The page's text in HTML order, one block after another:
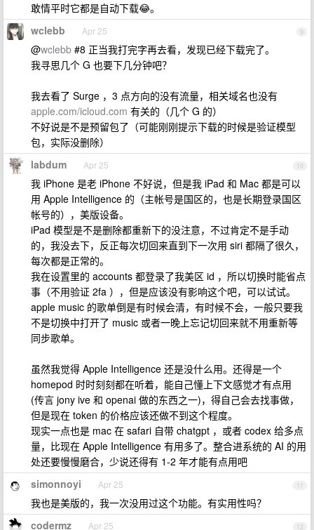
敢情平时它都是自动下载😂。
9
wclebb Apr 25
@wclebb #8 正当我打完字再去看，发现已经下载完了。
我寻思几个 G 也要下几分钟吧？
我去看了 Surge ，3 点方向的没有流量，相关域名也没有
apple.com/icloud.com 有关的（几个 G 的）
不好说是不是预留包了（可能刚刚提示下载的时候是验证模型
包，实际没删除）
10
labdum Apr 25
我 iPhone 是老 iPhone 不好说，但是我 iPad 和 Mac 都是可以
用 Apple Intelligence 的（主帐号是国区的，也是长期登录国区
帐号的），美版设备。
iPad 模型是不是删除都重新下的没注意，不过肯定不是手动
的，我没去下，反正每次切回来直到下一次用 siri 都隔了很久，
每次都是正常的。
我在设置里的 accounts 都登录了我美区 id ，所以切换时能省点
事（不用验证 2fa ），但是应该没有影响这个吧，可以试试。
apple music 的歌单倒是有时候会清，有时候不会，一般只要我
不是切换中打开了 music 或者一晚上忘记切回来就不用重新等
同步歌单。
虽然我觉得 Apple Intelligence 还是没什么用。还得是一个
homepod 时时刻刻都在听着，能自己懂上下文感觉才有点用
(传言 jony ive 和 openai 做的东西之一)，得自己会去找事做，
但是现在 token 的价格应该还做不到这个程度。
现实一点也是 mac 在 safari 自带 chatgpt ，或者 codex 给多点
量，比现在 Apple Intelligence 有用多了。整合进系统的 AI 的用
处还要慢慢磨合，少说还得有 1-2 年才能有点用吧
11
simonnoyi Apr 25
我也是美版的，我一次没用过这个功能。有实用性吗？
12
codermz Apr 25